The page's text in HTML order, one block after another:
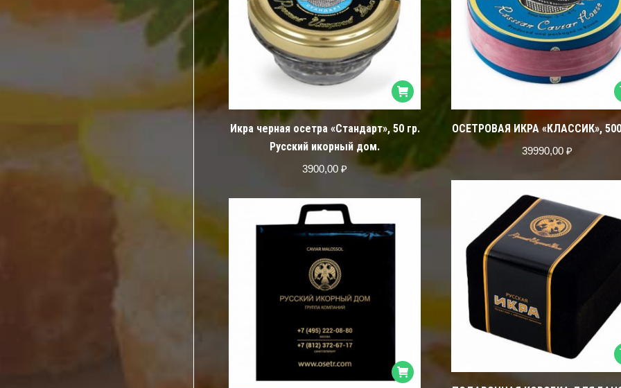
Икра черная осетра «Стандарт», 50 гр.
Русский икорный дом.
3900,00 ₽
ОСЕТРОВАЯ ИКРА «КЛАССИК», 500
39990,00 ₽